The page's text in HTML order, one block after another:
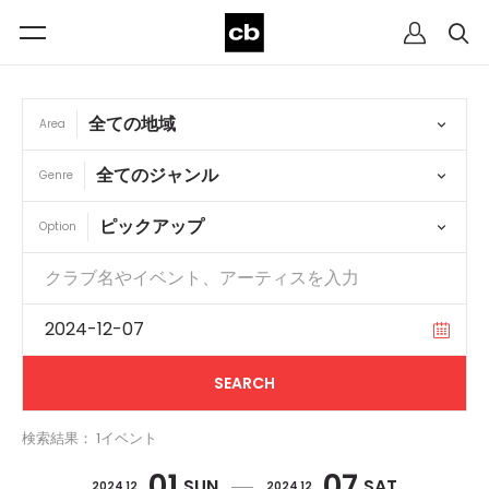
Area
Genre
Option
検索結果： 1イベント